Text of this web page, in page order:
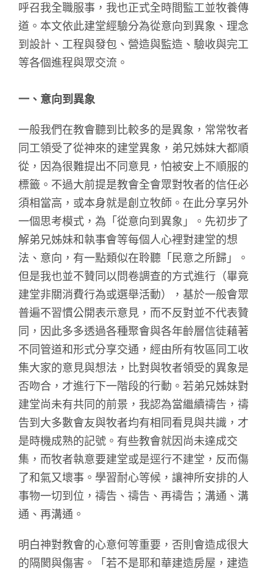
呼召我全職服事，我也正式全時間監工並牧養傳
道。本文依此建堂經驗分為從意向到異象、理念
到設計、工程與發包、營造與監造、驗收與完工
等各個進程與眾交流。
一、意向到異象
一般我們在教會聽到比較多的是異象，常常牧者
同工領受了從神來的建堂異象，弟兄姊妹大都順
從，因為很難提出不同意見，怕被安上不順服的
標籤。不過大前提是教會全會眾對牧者的信任必
須相當高，或本身就是創立牧師。在此分享另外
一個思考模式，為「從意向到異象」。先初步了
解弟兄姊妹和執事會等每個人心裡對建堂的想
法、意向，有一點類似在聆聽「民意之所歸」。
但是我也並不贊同以問卷調查的方式進行（畢竟
建堂非關消費行為或選舉活動），基於一般會眾
普遍不習慣公開表示意見，而不反對並不代表贊
同，因此多多透過各種聚會與各年齡層信徒藉著
不同管道和形式分享交通，經由所有牧區同工收
集大家的意見與想法，比對與牧者領受的異象是
否吻合，才進行下一階段的行動。若弟兄姊妹對
建堂尚未有共同的前景，我認為當繼續禱告，禱
告到大多數會友與牧者均有相同看見與共識，才
是時機成熟的記號。有些教會就因尚未達成交
集，而牧者執意要建堂或是逕行不建堂，反而傷
了和氣又壞事。學習耐心等候，讓神所安排的人
事物一切到位，禱告、禱告、再禱告；溝通、溝
通、再溝通。
明白神對教會的心意何等重要，否則會造成很大
的隔閡與傷害。「若不是耶和華建造房屋，建造